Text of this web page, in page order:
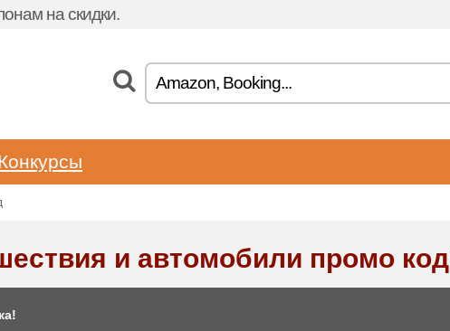
на скидки.
и автомобили промо код